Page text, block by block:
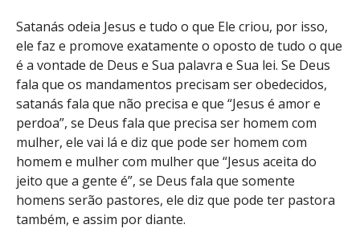
Satanás odeia Jesus e tudo o que Ele criou, por isso,
ele faz e promove exatamente o oposto de tudo o que
é a vontade de Deus e Sua palavra e Sua lei. Se Deus
fala que os mandamentos precisam ser obedecidos,
satanás fala que não precisa e que “Jesus é amor e
perdoa”, se Deus fala que precisa ser homem com
mulher, ele vai lá e diz que pode ser homem com
homem e mulher com mulher que “Jesus aceita do
jeito que a gente é”, se Deus fala que somente
homens serão pastores, ele diz que pode ter pastora
também, e assim por diante.